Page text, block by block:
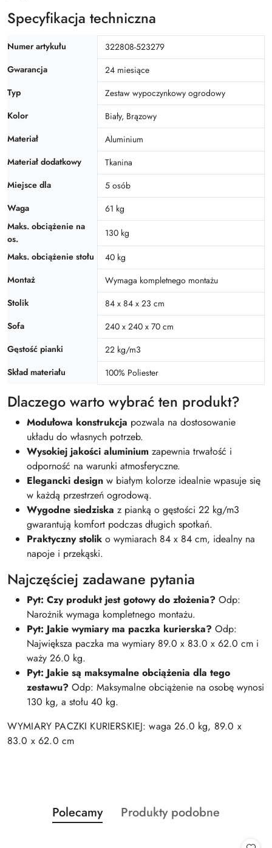
Specyfikacja techniczna
Numer artykułu
322808-523279
Gwarancja
24 miesiące
Typ
Zestaw wypoczynkowy ogrodowy
Kolor
Biały, Brązowy
Materiał
Aluminium
Materiał dodatkowy
Tkanina
Miejsce dla
5 osób
Waga
61 kg
Maks. obciążenie na
os.
130 kg
Maks. obciążenie stołu
40 kg
Montaż
Wymaga kompletnego montażu
Stolik
84 x 84 x 23 cm
Sofa
240 x 240 x 70 cm
Gęstość pianki
22 kg/m3
Skład materiału
100% Poliester
Dlaczego warto wybrać ten produkt?
Modułowa konstrukcja pozwala na dostosowanie
układu do własnych potrzeb.
Wysokiej jakości aluminium zapewnia trwałość i
odporność na warunki atmosferyczne.
Elegancki design w białym kolorze idealnie wpasuje się
w każdą przestrzeń ogrodową.
Wygodne siedziska z pianką o gęstości 22 kg/m3
gwarantują komfort podczas długich spotkań.
Praktyczny stolik o wymiarach 84 x 84 cm, idealny na
napoje i przekąski.
Najczęściej zadawane pytania
Pyt: Czy produkt jest gotowy do złożenia? Odp:
Narożnik wymaga kompletnego montażu.
Pyt: Jakie wymiary ma paczka kurierska? Odp:
Największa paczka ma wymiary 89.0 x 83.0 x 62.0 cm i
waży 26.0 kg.
Pyt: Jakie są maksymalne obciążenia dla tego
zestawu? Odp: Maksymalne obciążenie na osobę wynosi
130 kg, a stołu 40 kg.
WYMIARY PACZKI KURIERSKIEJ: waga 26.0 kg, 89.0 x
83.0 x 62.0 cm
Pomiń karuzelę produktów
Produkty
o
Polecamy
Produkty
Produkty podobne